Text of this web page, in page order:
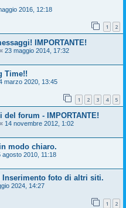
2016, 12:18
1 2
IMPORTANTE!
« 23 maggio 2014, 17:32
Time!!
marzo 2020, 13:45
1 2 3 4 5
forum - IMPORTANTE!
« 14 novembre 2012, 1:02
modo chiaro.
agosto 2010, 11:18
Inserimento foto di altri siti.
2024, 14:27
1 2